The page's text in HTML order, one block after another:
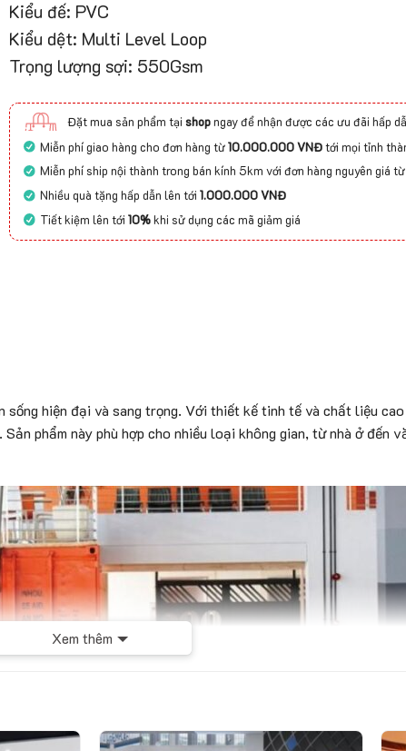
Kiểu đế: PVC
Kiểu dệt: Multi Level Loop
Trọng lượng sợi: 550Gsm
Đặt mua sản phẩm tại shopngay để nhận được các ưu đãi hấp
Miễn phí giao hàng cho đơn hàng từ10.000.000 VNĐtới mọi tỉnh
Miễn phí ship nội thành trong bán kính 5km với đơn hàng nguyên giá
Nhiều quà tặng hấp dẫn lên tới1.000.000 VNĐ
Tiết kiệm lên tới10%khi sử dụng các mã giảm giá
sống hiện đại và sang trọng. Với thiết kế tinh tế và chất liệu
phẩm này phù hợp cho nhiều loại không gian, từ nhà ở đến
Xem thêm